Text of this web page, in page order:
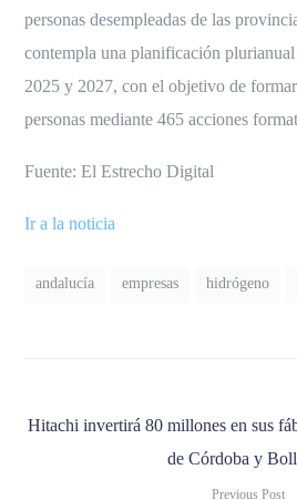
personas desempleadas de las
contempla una planificación plurianual
2025 y 2027, con el objetivo de
personas mediante 465 acciones
Fuente: El Estrecho Digital
Ir a la noticia
andalucía empresas hidrógeno
Hitachi invertirá 80 millones en sus
de Córdoba y
Previous Post